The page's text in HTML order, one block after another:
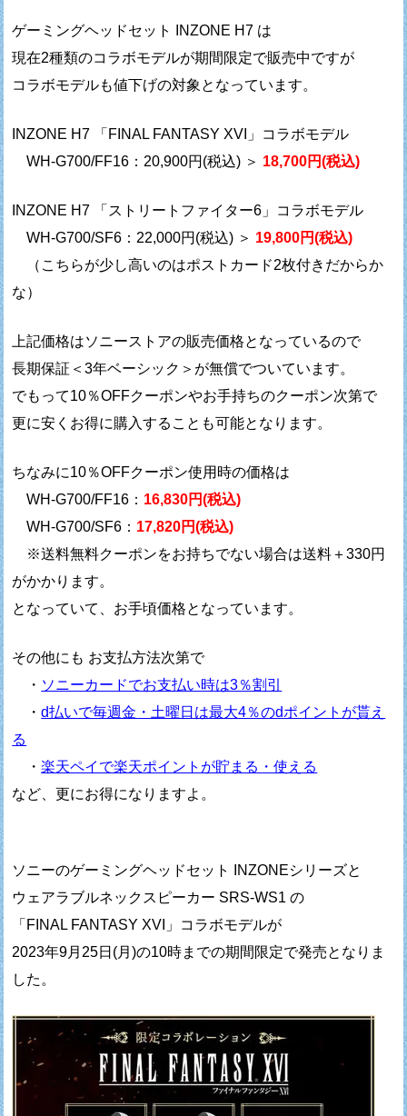
ゲーミングヘッドセット INZONE H7 は
現在2種類のコラボモデルが期間限定で販売中ですが
コラボモデルも値下げの対象となっています。
INZONE H7 「FINAL FANTASY XVI」コラボモデル
WH-G700/FF16：20,900円(税込) ＞ 18,700円(税込)
INZONE H7 「ストリートファイター6」コラボモデル
WH-G700/SF6：22,000円(税込) ＞ 19,800円(税込)
（こちらが少し高いのはポストカード2枚付きだからか
な）
上記価格はソニーストアの販売価格となっているので
長期保証＜3年ベーシック＞が無償でついています。
でもって10％OFFクーポンやお手持ちのクーポン次第で
更に安くお得に購入することも可能となります。
ちなみに10％OFFクーポン使用時の価格は
WH-G700/FF16： 16,830円(税込)
WH-G700/SF6： 17,820円(税込)
※送料無料クーポンをお持ちでない場合は送料＋330円
がかかります。
となっていて、お手頃価格となっています。
その他にも お支払方法次第で
・ ソニーカードでお支払い時は3％割引
・d払いで毎週金・土曜日は最大4％のdポイントが貰え
る
・楽天ペイで楽天ポイントが貯まる・使える
など、更にお得になりますよ。
ソニーのゲーミングヘッドセット INZONEシリーズと
ウェアラブルネックスピーカー SRS-WS1 の
「FINAL FANTASY XVI」コラボモデルが
2023年9月25日(月)の10時までの期間限定で発売となりま
した。